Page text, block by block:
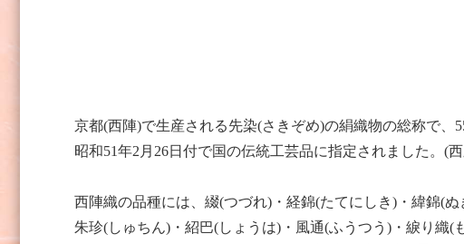
京都(西陣)で生産される先染(さきぞめ)の絹織物の総称で、
昭和51年2月26日付で国の伝統工芸品に指定されました。(
西陣織の品種には、綴(つづれ)・経錦(たてにしき)・緯錦(ぬ
朱珍(しゅちん)・紹巴(しょうは)・風通(ふうつう)・綟り織(